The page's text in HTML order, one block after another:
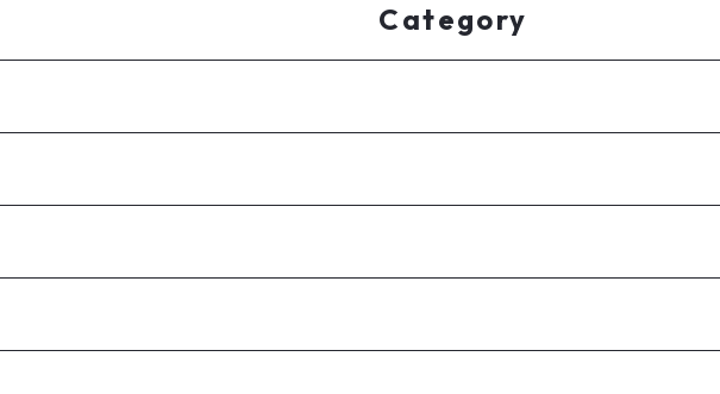
Category